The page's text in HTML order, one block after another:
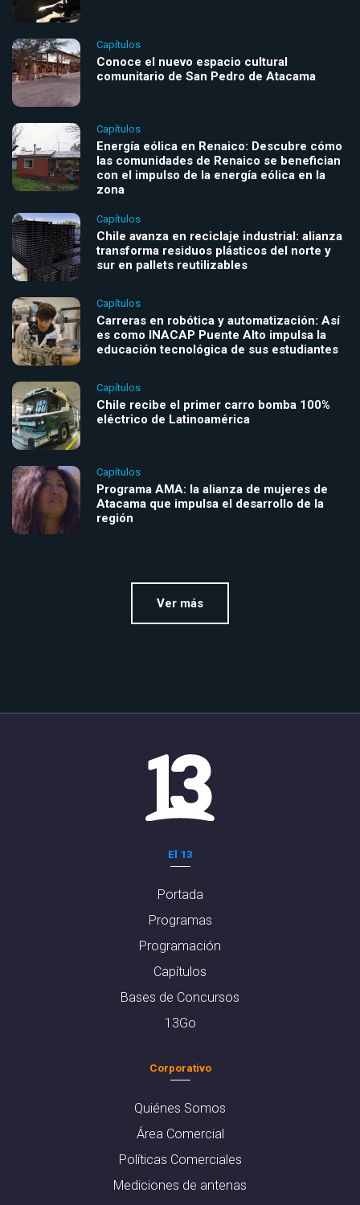
Capítulos
Conoce el nuevo espacio cultural
comunitario de San Pedro de Atacama
Capítulos
Energía eólica en Renaico: Descubre cómo
las comunidades de Renaico se benefician
con el impulso de la energía eólica en la
zona
Capítulos
Chile avanza en reciclaje industrial: alianza
transforma residuos plásticos del norte y
sur en pallets reutilizables
Capítulos
Carreras en robótica y automatización: Así
es como INACAP Puente Alto impulsa la
educación tecnológica de sus estudiantes
Capítulos
Chile recibe el primer carro bomba 100%
eléctrico de Latinoamérica
Capítulos
Programa AMA: la alianza de mujeres de
Atacama que impulsa el desarrollo de la
región
Ver más
El 13
Portada
Programas
Programación
Capítulos
Bases de Concursos
13Go
Corporativo
Quiénes Somos
Área Comercial
Políticas Comerciales
Mediciones de antenas